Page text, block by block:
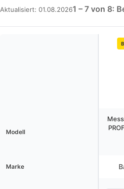
Aktualisiert: 01.08.20261 – 7 von 8:
Modell
Marke